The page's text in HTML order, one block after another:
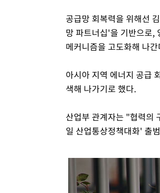
공급망 회복력을 위해선
망 파트너십'을 기반으로,
메커니즘을 고도화해 나
아시아 지역 에너지 공급
색해 나가기로 했다.
산업부 관계자는 "협력의
일 산업통상정책대화' 출